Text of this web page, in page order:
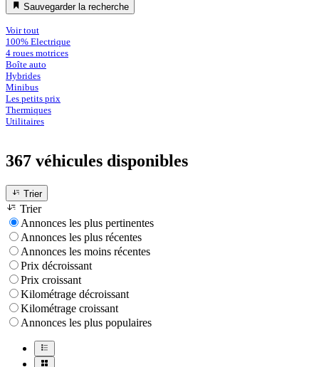
Sauvegarder la recherche
Voir tout
100% Electrique
4 roues motrices
Boîte auto
Hybrides
Minibus
Les petits prix
Thermiques
Utilitaires
367 véhicules disponibles
Trier
Trier
Annonces les plus pertinentes
Annonces les plus récentes
Annonces les moins récentes
Prix décroissant
Prix croissant
Kilométrage décroissant
Kilométrage croissant
Annonces les plus populaires